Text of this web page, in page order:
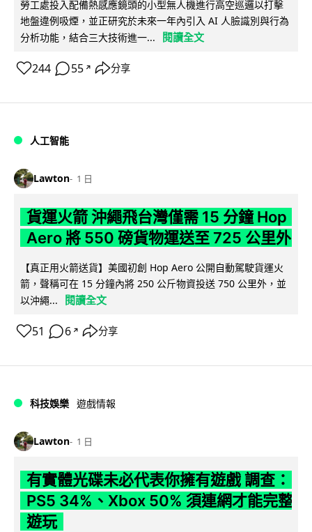
勞工處投入配備熱感應鏡頭的小型無人機進行高空巡邏以打擊
地盤違例吸煙，並正研究於未來一年內引入 AI 人臉識別與行為
分析功能，結合三大技術進一...
閱讀全文
244 55 ↗ 分享
人工智能
Lawton 1 日
貨運火箭 沖繩飛台灣僅需 15 分鐘 Hop
Aero 將 550 磅貨物運送至 725 公里外
【真正用火箭送貨】美國初創 Hop Aero 公開自動駕駛貨運火
箭，聲稱可在 15 分鐘內將 250 公斤物資投送 750 公里外，並
以沖繩...
閱讀全文
51 6 ↗ 分享
科技娛樂 遊戲情報
Lawton 1 日
有實體光碟未必代表你擁有遊戲 調查：
PS5 34%、Xbox 50% 須連網才能完整
遊玩